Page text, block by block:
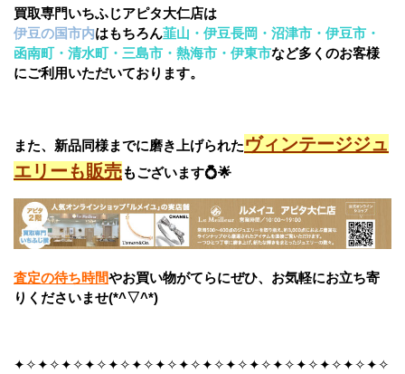
買取専門いちふじアピタ大仁店は
伊豆の国市内はもちろん韮山・伊豆長岡・沼津市・伊豆市・
函南町・清水町・三島市・熱海市・伊東市など多くのお客様
にご利用いただいております。
また、新品同様までに磨き上げられたヴィンテージジュ
エリーも販売もございます💍🌟
査定の待ち時間やお買い物がてらにぜひ、お気軽にお立ち寄
りくださいませ(*^▽^*)
✦✧✦✧✦✧✦✧✦✧✦✧✦✧✦✧✦✧✦✧✦✧✦✧✦✧✦✧✦✧✦✧